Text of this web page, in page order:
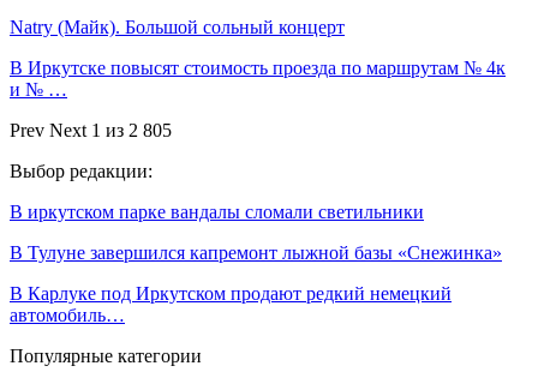
Natry (Майк). Большой сольный концерт
В Иркутске повысят стоимость проезда по маршрутам № 4к
и № …
Prev Next 1 из 2 805
Выбор редакции:
В иркутском парке вандалы сломали светильники
В Тулуне завершился капремонт лыжной базы «Снежинка»
В Карлуке под Иркутском продают редкий немецкий
автомобиль…
Популярные категории